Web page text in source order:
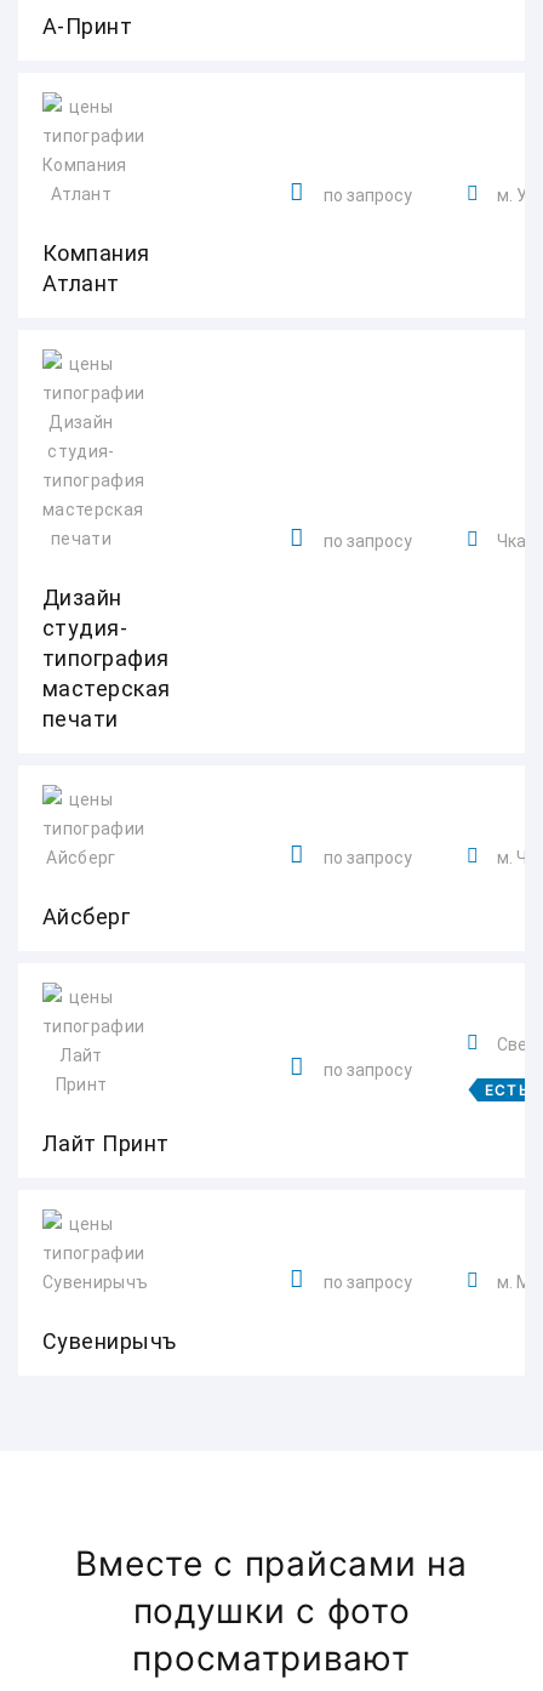
А-Принт
Компания
Атлант
по запросу м.
Дизайн
студия-
типография
мастерская
печати
по запросу
Айсберг
по запросу м.
Лайт Принт
по запросу
ЕСТЬ
Сувенирычъ
по запросу м.
Вместе с прайсами на
подушки с фото
просматривают